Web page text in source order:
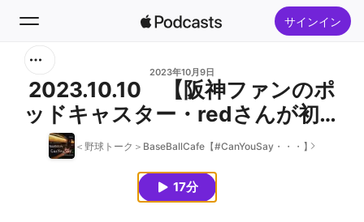
サインイン
ホーム
新着おすすめ
トップランキング
2023年10月9日
2023.10.10 【阪神ファンのポ
ッドキャスター・redさんが初来
店！】 阪神トーク
＜野球トーク＞BaseBallCafe【#CanYouSay・・・】
17分